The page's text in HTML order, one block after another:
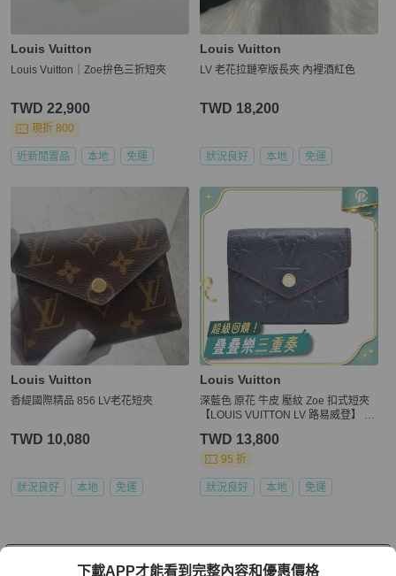
Louis Vuitton
Louis Vuitton｜Zoe拚色三折短夾
TWD 22,900
現折 800
近新閒置品 本地 免運
Louis Vuitton
LV 老花拉鏈窄版長夾 內裡酒紅色
TWD 18,200
狀況良好 本地 免運
Louis Vuitton
香緹國際精品 856 LV老花短夾
TWD 10,080
狀況良好 本地 免運
Louis Vuitton
深藍色 原花 牛皮 壓紋 Zoe 扣式短夾
【LOUIS VUITTON LV 路易威登】 M
TWD 13,800
95 折
狀況良好 本地 免運
看更多
下載APP才能看到完整內容和優惠價格